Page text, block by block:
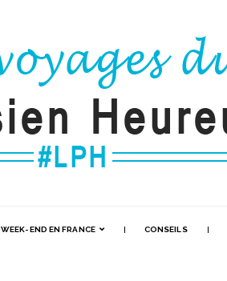
WEEK-END EN FRANCE CONSEILS